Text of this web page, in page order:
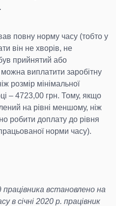
повну норму часу (тобто у
він не хворів, не
прийнятий або
виплатити заробітну
розмір мінімальної
– 4723,00 грн. Тому, якщо
на рівні меншому, ніж
робити доплату до рівня
норми часу).
працівника встановлено на
в січні 2020 р. працівник